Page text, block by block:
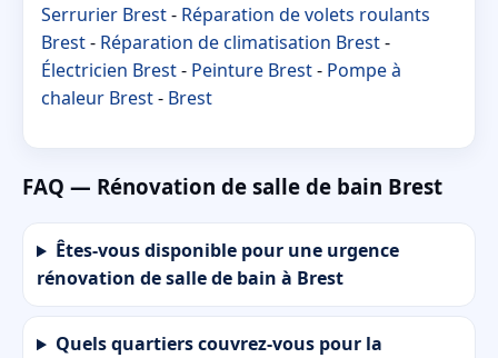
Serrurier Brest- Réparation de volets roulants
Brest- Réparation de climatisation Brest-
Électricien Brest- Peinture Brest- Pompe à
chaleur Brest- Brest
FAQ — Rénovation de salle de bain Brest
Êtes-vous disponible pour une urgence
rénovation de salle de bain à Brest
Quels quartiers couvrez-vous pour la